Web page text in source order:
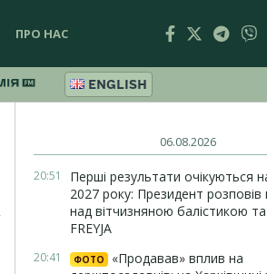
ПРО НАС
ENGLISH
06.08.2026
20:51
Перші результати очікуються
2027 року: Президент
над вітчизняною балістикою
FREYJA
20:41 ФОТО
«Продавав» вплив на